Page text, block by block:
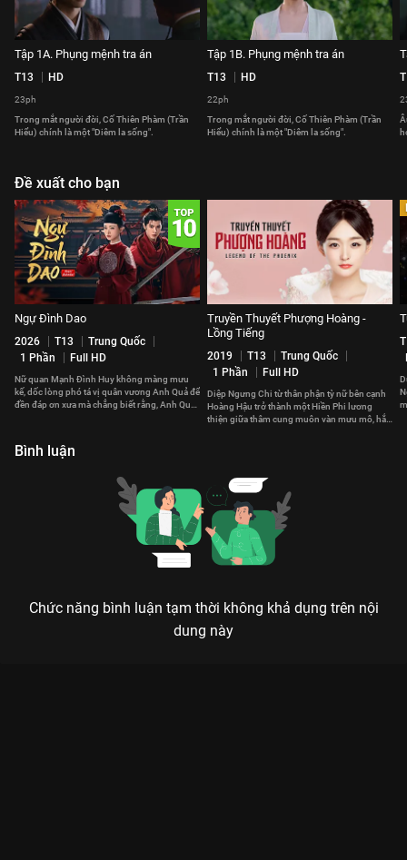
Tập 1A. Phụng mệnh tra án
T13 HD
23ph
Trong mắt người đời, Cố Thiên Phàm (Trần
Hiểu) chính là một "Diêm la sống".
Tập 1B. Phụng mệnh tra án
T13 HD
22ph
Trong mắt người đời, Cố Thiên Phàm (Trần
Hiểu) chính là một "Diêm la sống".
Đề xuất cho bạn
Ngự Đình Dao
2026 T13
Trung Quốc
1 Phần
Full HD
Nữ quan Mạnh Đình Huy không màng mưu
kế, dốc lòng phó tá vị quân vương Anh Quả để
đền đáp ơn xưa mà chẳng biết rằng, Anh Quả
Truyền Thuyết Phượng Hoàng -
Lồng Tiếng
2019 T13
Trung Quốc
1 Phần
Full HD
Diệp Ngưng Chi từ thân phận tỳ nữ bên cạnh
Hoàng Hậu trở thành một Hiền Phi lương
thiện giữa thâm cung muôn vàn mưu mô, hắc
Bình luận
Chức năng bình luận tạm thời không khả dụng trên nội
dung này